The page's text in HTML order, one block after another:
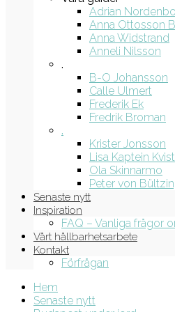
Adrian
Anna Ottosson
Anna Widstrand
Anneli Nilsson
.
B-O Johansson
Calle Ulmert
Frederik Ek
Fredrik Broman
.
Krister Jonsson
Lisa Kaptein Kvist
Ola Skinnarmo
Peter von
Senaste nytt
Inspiration
FAQ – Vanliga frågor
Vårt hållbarhetsarbete
Kontakt
Förfrågan
Hem
Senaste nytt